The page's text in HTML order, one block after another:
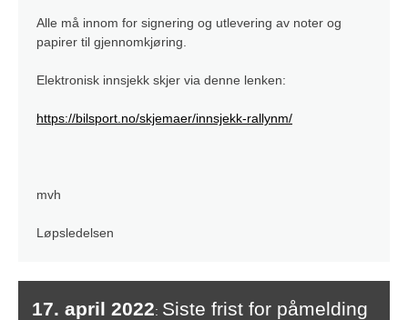
Alle må innom for signering og utlevering av noter og
papirer til gjennomkjøring.
Elektronisk innsjekk skjer via denne lenken:
https://bilsport.no/skjemaer/innsjekk-rallynm/
mvh
Løpsledelsen
17. april 2022: Siste frist for påmelding